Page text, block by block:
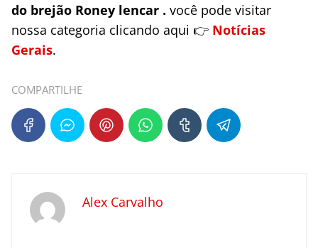
do brejão Roney lencar . você pode visitar
nossa categoria clicando aqui 👉 Notícias
Gerais.
COMPARTILHE
Alex Carvalho